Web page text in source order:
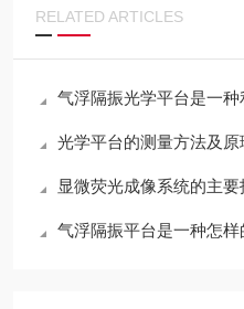
RELATED ARTICLES
气浮隔振光学平台是一种利
光学平台的测量方法及原
显微荧光成像系统的主
气浮隔振平台是一种怎样